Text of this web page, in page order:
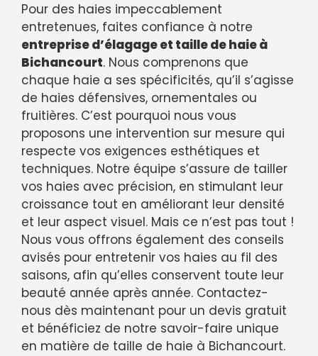
Pour des haies impeccablement
entretenues, faites confiance à notre
entreprise d’élagage et taille de haie à
Bichancourt. Nous comprenons que
chaque haie a ses spécificités, qu’il s’agisse
de haies défensives, ornementales ou
fruitières. C’est pourquoi nous vous
proposons une intervention sur mesure qui
respecte vos exigences esthétiques et
techniques. Notre équipe s’assure de tailler
vos haies avec précision, en stimulant leur
croissance tout en améliorant leur densité
et leur aspect visuel. Mais ce n’est pas tout !
Nous vous offrons également des conseils
avisés pour entretenir vos haies au fil des
saisons, afin qu’elles conservent toute leur
beauté année après année. Contactez-
nous dès maintenant pour un devis gratuit
et bénéficiez de notre savoir-faire unique
en matière de taille de haie à Bichancourt.